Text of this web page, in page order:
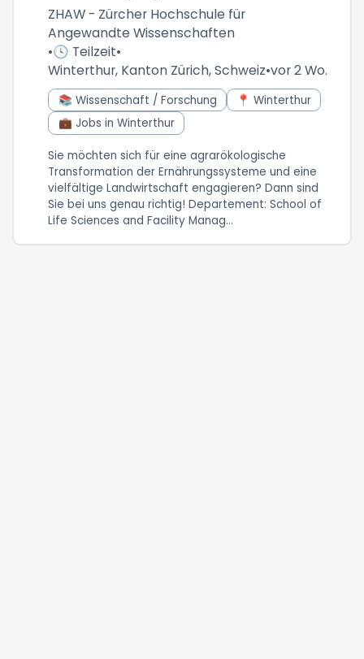
ZHAW - Zürcher Hochschule für
Angewandte Wissenschaften
•🕓 Teilzeit•
Winterthur, Kanton Zürich, Schweiz•vor 2 Wo.
📚 Wissenschaft / Forschung
📍 Winterthur
💼 Jobs in Winterthur
Sie möchten sich für eine agrarökologische
Transformation der Ernährungssysteme und eine
vielfältige Landwirtschaft engagieren? Dann sind
Sie bei uns genau richtig! Departement: School of
Life Sciences and Facility Manag...